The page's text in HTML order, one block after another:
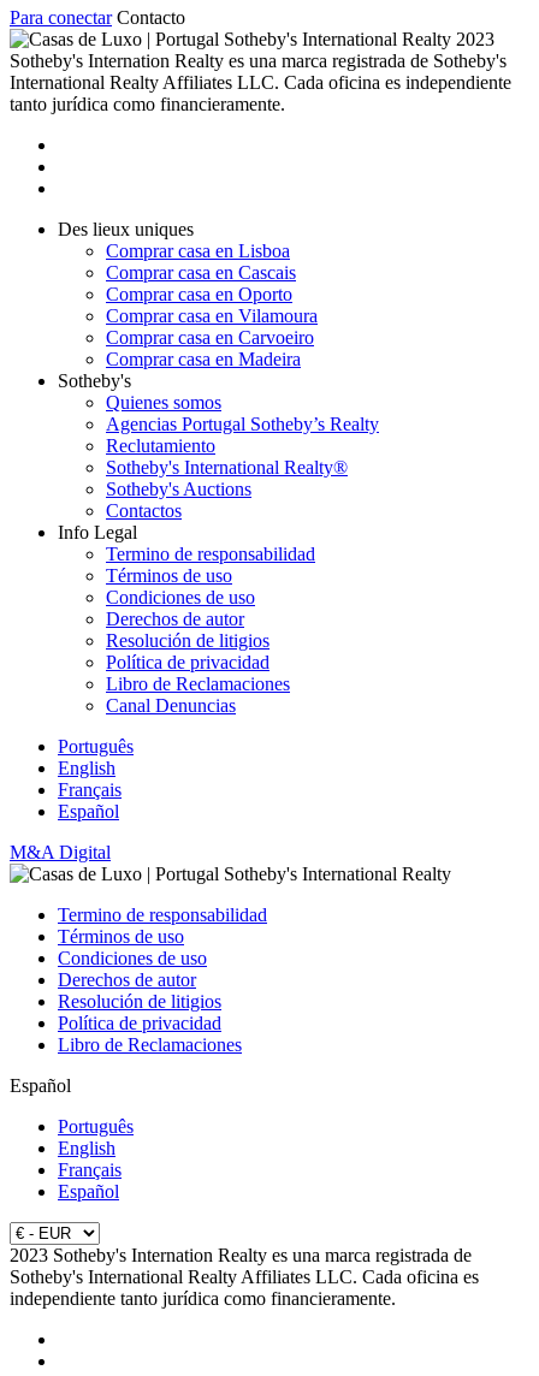
Para conectar Contacto
2023
Sotheby's Internation Realty es una marca registrada de Sotheby's
International Realty Affiliates LLC. Cada oficina es independiente
tanto jurídica como financieramente.
Des lieux uniques
Comprar casa en Lisboa
Comprar casa en Cascais
Comprar casa en Oporto
Comprar casa en Vilamoura
Comprar casa en Carvoeiro
Comprar casa en Madeira
Sotheby's
Quienes somos
Agencias Portugal Sotheby’s Realty
Reclutamiento
Sotheby's International Realty®
Sotheby's Auctions
Contactos
Info Legal
Termino de responsabilidad
Términos de uso
Condiciones de uso
Derechos de autor
Resolución de litigios
Política de privacidad
Libro de Reclamaciones
Canal Denuncias
Português
English
Français
Español
M&A Digital
Termino de responsabilidad
Términos de uso
Condiciones de uso
Derechos de autor
Resolución de litigios
Política de privacidad
Libro de Reclamaciones
Español
Português
English
Français
Español
2023 Sotheby's Internation Realty es una marca registrada de
Sotheby's International Realty Affiliates LLC. Cada oficina es
independiente tanto jurídica como financieramente.